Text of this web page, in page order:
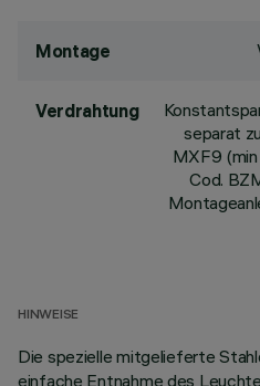
Montage
Verdrahtung
separat
MXF9
Cod.
HINWEISE
Die spezielle mitgelieferte
einfache Entnahme des